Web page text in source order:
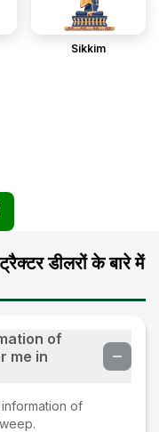
Sikkim
डीलरों के बारे में
of
me in
of